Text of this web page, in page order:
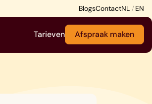
BlogsContact
Tarieven Afspraak maken